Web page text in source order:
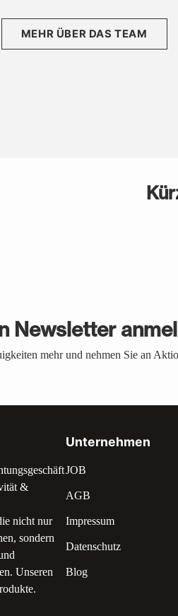
MEHR ÜBER DAS TEAM
Newsletter
mehr und nehmen Sie an
&
nicht nur
sondern
Unseren
Unternehmen
JOB
AGB
Impressum
Datenschutz
Blog